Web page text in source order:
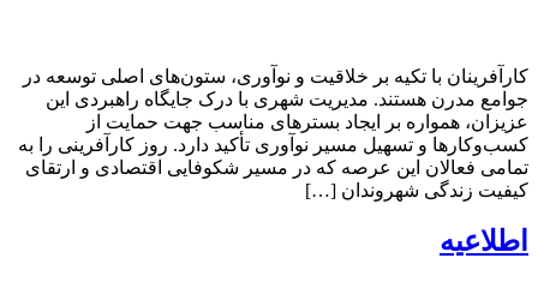
کارآفرینان با تکیه بر خلاقیت و نوآوری، ستون‌های اصلی توسعه در
جوامع مدرن هستند. مدیریت شهری با درک جایگاه راهبردی این
عزیزان، همواره بر ایجاد بسترهای مناسب جهت حمایت از
کسب‌وکارها و تسهیل مسیر نوآوری تأکید دارد. روز کارآفرینی را به
تمامی فعالان این عرصه که در مسیر شکوفایی اقتصادی و ارتقای
کیفیت زندگی شهروندان […]
اطلاعیه